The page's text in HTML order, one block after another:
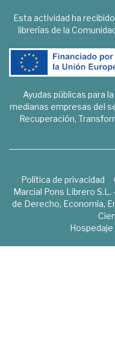
Esta actividad ha
librerías de la
Ayudas públicas para
medianas empresas del
Recuperación,
Política de privacidad
Marcial Pons Librero
de Derecho, Economía,